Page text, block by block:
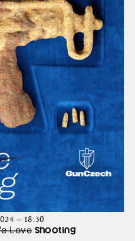
— 18:30
̶L̶o̶v̶e̶ Shooting